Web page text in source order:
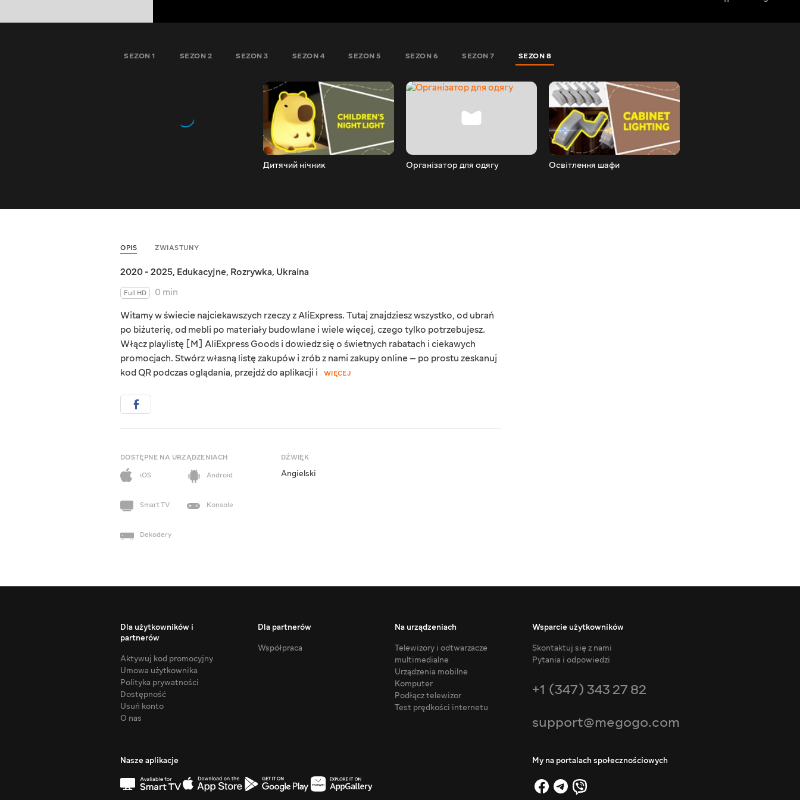
SEZON 1 SEZON 2 SEZON 3 SEZON 4 SEZON 5 SEZON 6 SEZON 7 SEZON 8
Дитячий нічник Організатор для одягу Освітлення шафи
OPIS ZWIASTUNY
2020 - 2025, Edukacyjne, Rozrywka, Ukraina
Full HD
0 min
Witamy w świecie najciekawszych rzeczy z AliExpress. Tutaj znajdziesz wszystko, od ubrań
po biżuterię, od mebli po materiały budowlane i wiele więcej, czego tylko potrzebujesz.
Włącz playlistę [M] AliExpress Goods i dowiedz się o świetnych rabatach i ciekawych
promocjach. Stwórz własną listę zakupów i zrób z nami zakupy online — po prostu zeskanuj
kod QR podczas oglądania, przejdź do aplikacji i
WIĘCEJ
DOSTĘPNE NA URZĄDZENIACH
iOS
Android
Smart TV Konsole
Dekodery
DŹWIĘK
Angielski
Dla użytkowników i
partnerów
Aktywuj kod promocyjny
Umowa użytkownika
Polityka prywatności
Dostępność
Usuń konto
O nas
Dla partnerów
Współpraca
Na urządzeniach
Telewizory i odtwarzacze
multimedialne
Urządzenia mobilne
Komputer
Podłącz telewizor
Test prędkości internetu
Wsparcie użytkowników
Skontaktuj się z nami
Pytania i odpowiedzi
+1 (347) 343 27 82
support@megogo.com
Nasze aplikacje My na portalach społecznościowych